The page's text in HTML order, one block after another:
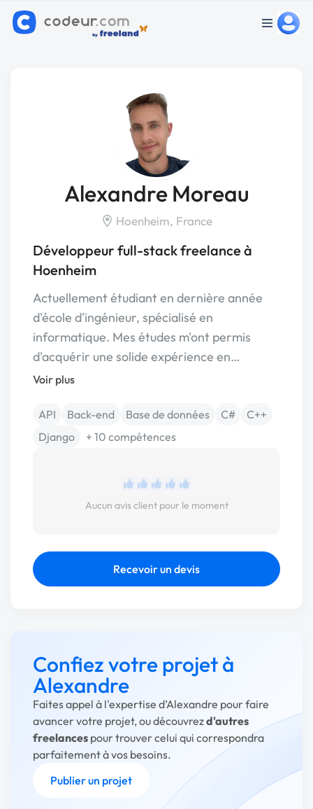
Alexandre Moreau
Hoenheim, France
Développeur full-stack freelance à
Hoenheim
Actuellement étudiant en dernière année
d'école d'ingénieur, spécialisé en
informatique. Mes études m'ont permis
d'acquérir une solide expérience en…
Voir plus
API Back-end Base de données C#
C++
Django
+ 10 compétences
Aucun avis client pour le moment
Recevoir un devis
Confiez votre projet à
Alexandre
Faites appel à l'expertise d’Alexandre pour faire
avancer votre projet, ou découvrezd'autres
freelances pour trouver celui qui correspondra
parfaitement à vos besoins.
Publier un projet